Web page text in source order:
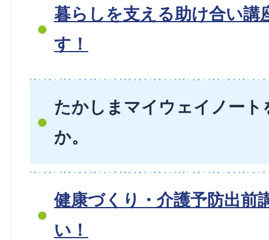
暮らしを支える助け合い講
す！
たかしまマイウェイノート
か。
健康づくり・介護予防出前
い！